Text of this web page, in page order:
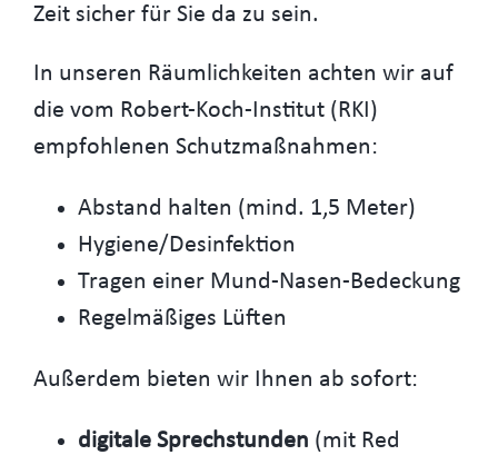
Zeit sicher für Sie da zu sein.
In unseren Räumlichkeiten achten wir auf
die vom Robert-Koch-Institut (RKI)
empfohlenen Schutzmaßnahmen:
Abstand halten (mind. 1,5 Meter)
Hygiene/Desinfektion
Tragen einer Mund-Nasen-Bedeckung
Regelmäßiges Lüften
Außerdem bieten wir Ihnen ab sofort:
digitale Sprechstunden (mit Red